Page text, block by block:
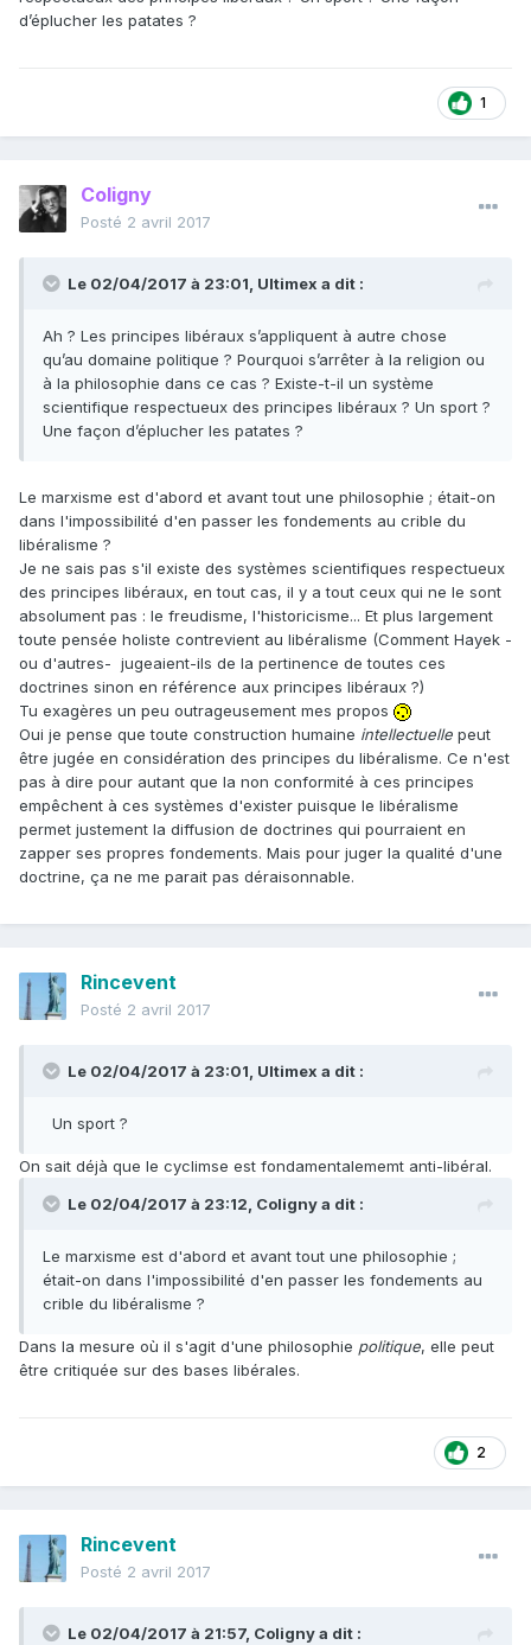
d’éplucher les patates ?
1
Coligny
Posté 2 avril 2017
Le 02/04/2017 à 23:01, Ultimex a dit :
Ah ? Les principes libéraux s’appliquent à autre chose
qu’au domaine politique ? Pourquoi s’arrêter à la religion ou
à la philosophie dans ce cas ? Existe-t-il un système
scientifique respectueux des principes libéraux ? Un sport ?
Une façon d’éplucher les patates ?
Le marxisme est d'abord et avant tout une philosophie ; était-on
dans l'impossibilité d'en passer les fondements au crible du
libéralisme ?
Je ne sais pas s'il existe des systèmes scientifiques respectueux
des principes libéraux, en tout cas, il y a tout ceux qui ne le sont
absolument pas : le freudisme, l'historicisme... Et plus largement
toute pensée holiste contrevient au libéralisme (Comment Hayek -
ou d'autres- jugeaient-ils de la pertinence de toutes ces
doctrines sinon en référence aux principes libéraux ?)
Tu exagères un peu outrageusement mes propos
Oui je pense que toute construction humaine intellectuelle peut
être jugée en considération des principes du libéralisme. Ce n'est
pas à dire pour autant que la non conformité à ces principes
empêchent à ces systèmes d'exister puisque le libéralisme
permet justement la diffusion de doctrines qui pourraient en
zapper ses propres fondements. Mais pour juger la qualité d'une
doctrine, ça ne me parait pas déraisonnable.
Rincevent
Posté 2 avril 2017
Le 02/04/2017 à 23:01, Ultimex a dit :
Un sport ?
On sait déjà que le cyclimse est fondamentalememt anti-libéral.
Le 02/04/2017 à 23:12, Colignya dit :
Le marxisme est d'abord et avant tout une philosophie ;
était-on dans l'impossibilité d'en passer les fondements au
crible du libéralisme ?
Dans la mesure où il s'agit d'une philosophie politique, elle peut
être critiquée sur des bases libérales.
2
Rincevent
Posté 2 avril 2017
Le 02/04/2017 à 21:57, Colignya dit :